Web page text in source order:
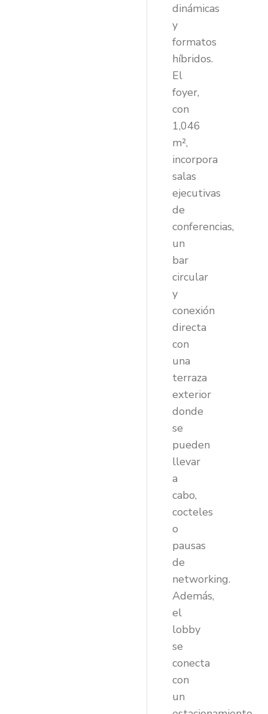
dinámicas
y
formatos
híbridos.
El
foyer,
con
1,046
m²,
incorpora
salas
ejecutivas
de
conferencias,
un
bar
circular
y
conexión
directa
con
una
terraza
exterior
donde
se
pueden
llevar
a
cabo,
cocteles
o
pausas
de
networking.
Además,
el
lobby
se
conecta
con
un